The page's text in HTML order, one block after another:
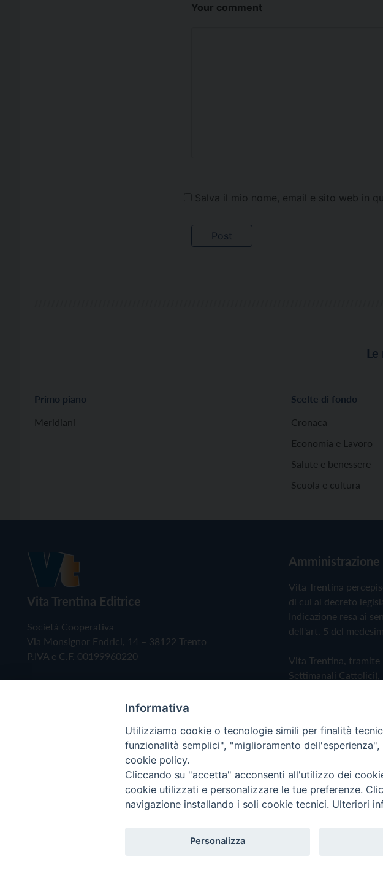
Your comment
Salva il mio nome, email e sito web in
Primo piano
Meridiani
Scelte di fondo
Cronaca
Economia e Lavoro
Salute e benessere
Scuola e cultura
Vita Trentina Editrice
Società Cooperativa
Via Monsignor Endrici, 14 – 38122 Trento
P.IVA e C.F. 00199960220
Vita Trentina
di cui al decreto
Indicazione resa ai
dell'art. 5 del
Vita Trentina, tramite
Settimanali
Privacy Policy
Copyright © 2019 - Tutti i diritti riservati - Vita Trentina Editrice
Informativa
Utilizziamo cookie o tecnologie simili per finalità
funzionalità semplici", "miglioramento
cookie policy.
Cliccando su "accetta" acconsenti all'utilizzo dei
cookie utilizzati e personalizzare le tue preferenze.
navigazione installando i soli cookie tecnici. Ulteriori
Personalizza